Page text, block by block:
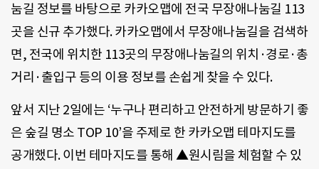
눔길 정보를 바탕으로 카카오맵에 전국 무장애나눔길 113
곳을 신규 추가했다. 카카오맵에서 무장애나눔길을 검색하
면, 전국에 위치한 113곳의 무장애나눔길의 위치·경로·총
거리·출입구 등의 이용 정보를 손쉽게 찾을 수 있다.
앞서 지난 2일에는 ‘누구나 편리하고 안전하게 방문하기 좋
은 숲길 명소 TOP 10’을 주제로 한 카카오맵 테마지도를
공개했다. 이번 테마지도를 통해 ▲원시림을 체험할 수 있